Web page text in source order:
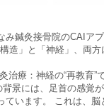
み鍼灸接骨院のCAIアプ
造」と「神経」、両方
治療：神経の“再教育”
背景には、足首の感覚
ています。 これは、脳